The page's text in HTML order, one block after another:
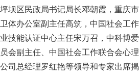
坪坝区民政局书记局长邓朝霞，重庆
卫体办公室副主任高筑，中国社会工
业技能认证中心主任宋万召，中科博
员会副主任、中国社会工作联合会心
公司总经理罗红艳等领导和专家出席揭